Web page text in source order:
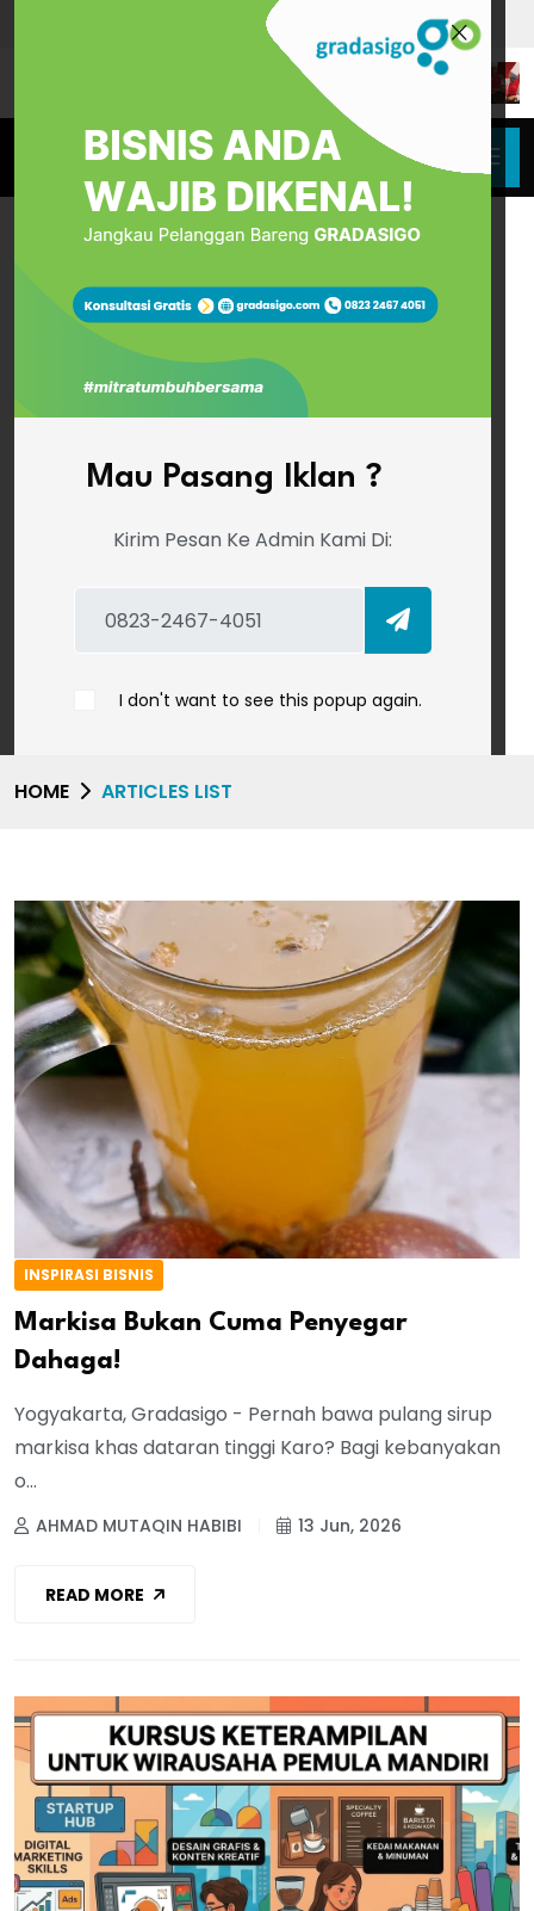
Mau Pasang Iklan ?
Kirim Pesan Ke Admin Kami Di:
I don't want to see this popup again.
HOME ARTICLES LIST
INSPIRASI BISNIS
Markisa Bukan Cuma Penyegar
Dahaga!
Yogyakarta, Gradasigo - Pernah bawa pulang sirup
markisa khas dataran tinggi Karo? Bagi kebanyakan
o...
AHMAD MUTAQIN HABIBI 13 Jun, 2026
READ MORE